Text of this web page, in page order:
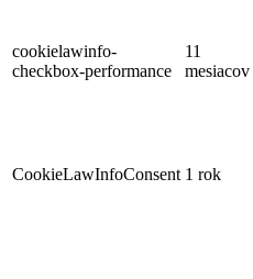
cookielawinfo-
checkbox-performance
11
mesiacov
CookieLawInfoConsent 1 rok